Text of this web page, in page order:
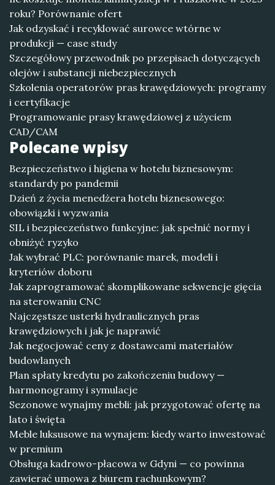
roku? Porównanie ofert
Jak odzyskać i recyklować surowce wtórne w
produkcji — case study
Szczegółowy przewodnik po przepisach dotyczących
olejów i substancji niebezpiecznych
Szkolenia operatorów pras krawędziowych: programy
i certyfikacje
Programowanie prasy krawędziowej z użyciem
CAD/CAM
Polecane wpisy
Bezpieczeństwo i higiena w hotelu biznesowym:
standardy po pandemii
Dzień z życia menedżera hotelu biznesowego:
obowiązki i wyzwania
SIL i bezpieczeństwo funkcyjne: jak spełnić normy i
obniżyć ryzyko
Jak wybrać PLC: porównanie marek, modeli i
kryteriów doboru
Jak zaprogramować skomplikowane sekwencje gięcia
na sterowaniu CNC
Najczęstsze usterki hydraulicznych pras
krawędziowych i jak je naprawić
Jak negocjować ceny z dostawcami materiałów
budowlanych
Plan spłaty kredytu po zakończeniu budowy —
harmonogramy i symulacje
Sezonowe wynajmy mebli: jak przygotować ofertę na
lato i święta
Meble luksusowe na wynajem: kiedy warto inwestować
w premium
Obsługa kadrowo-płacowa w Gdyni — co powinna
zawierać umowa z biurem rachunkowym?